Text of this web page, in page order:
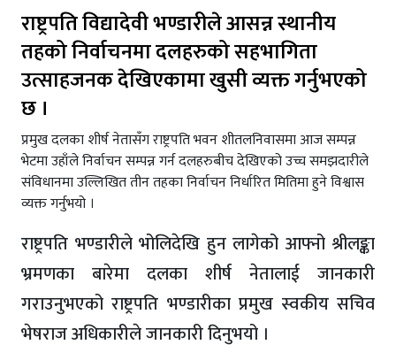
राष्ट्रपति विद्यादेवी भण्डारीले आसन्न स्थानीय
तहको निर्वाचनमा दलहरुको सहभागिता
उत्साहजनक देखिएकामा खुसी व्यक्त गर्नुभएको
छ ।
प्रमुख दलका शीर्ष नेतासँग राष्ट्रपति भवन शीतलनिवासमा आज सम्पन्न
भेटमा उहाँले निर्वाचन सम्पन्न गर्न दलहरुबीच देखिएको उच्च समझदारीले
संविधानमा उल्लिखित तीन तहका निर्वाचन निर्धारित मितिमा हुने विश्वास
व्यक्त गर्नुभयो ।
राष्ट्रपति भण्डारीले भोलिदेखि हुन लागेको आफ्नो श्रीलङ्का
भ्रमणका बारेमा दलका शीर्ष नेतालाई जानकारी
गराउनुभएको राष्ट्रपति भण्डारीका प्रमुख स्वकीय सचिव
भेषराज अधिकारीले जानकारी दिनुभयो ।